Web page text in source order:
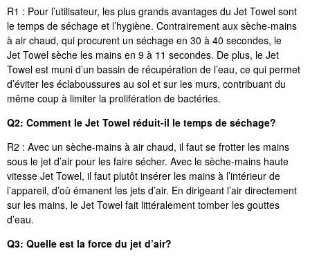
R1 : Pour l’utilisateur, les plus grands avantages du Jet Towel sont
le temps de séchage et l’hygiène. Contrairement aux sèche-mains
à air chaud, qui procurent un séchage en 30 à 40 secondes, le
Jet Towel sèche les mains en 9 à 11 secondes. De plus, le Jet
Towel est muni d’un bassin de récupération de l’eau, ce qui permet
d’éviter les éclaboussures au sol et sur les murs, contribuant du
même coup à limiter la prolifération de bactéries.
Q2: Comment le Jet Towel réduit-il le temps de séchage?
R2 : Avec un sèche-mains à air chaud, il faut se frotter les mains
sous le jet d’air pour les faire sécher. Avec le sèche-mains haute
vitesse Jet Towel, il faut plutôt insérer les mains à l’intérieur de
l’appareil, d’où émanent les jets d’air. En dirigeant l’air directement
sur les mains, le Jet Towel fait littéralement tomber les gouttes
d’eau.
Q3: Quelle est la force du jet d’air?